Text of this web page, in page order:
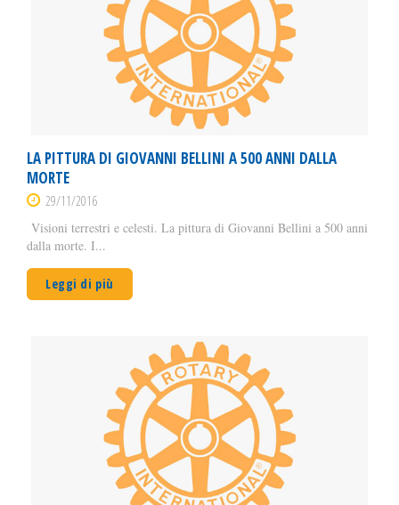
LA PITTURA DI GIOVANNI BELLINI A 500 ANNI DALLA
MORTE
29/11/2016
Visioni terrestri e celesti. La pittura di Giovanni Bellini a 500 anni
dalla morte. I...
Leggi di più